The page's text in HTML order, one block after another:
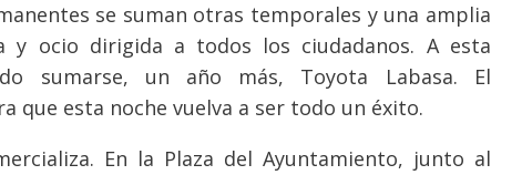
se suman otras temporales y una amplia
y ocio dirigida a todos los ciudadanos. A esta
sumarse, un año más, Toyota Labasa. El
que esta noche vuelva a ser todo un éxito.
En la Plaza del Ayuntamiento, junto al